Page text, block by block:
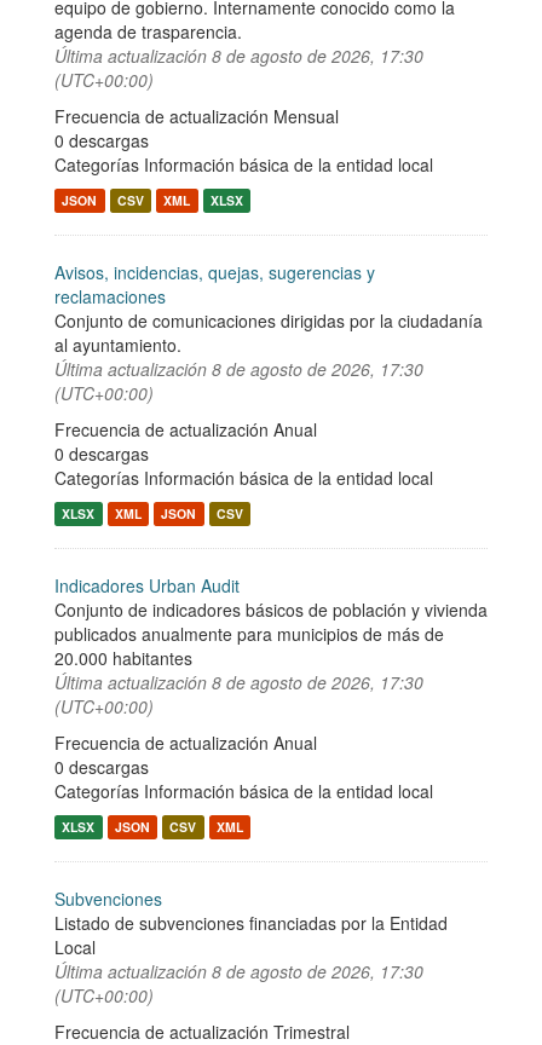
equipo de gobierno. Internamente conocido como la
agenda de trasparencia.
Última actualización 8 de agosto de 2026, 17:30
(UTC+00:00)
Frecuencia de actualización Mensual
0 descargas
Categorías Información básica de la entidad local
JSON CSV XML XLSX
Avisos, incidencias, quejas, sugerencias y
reclamaciones
Conjunto de comunicaciones dirigidas por la ciudadanía
al ayuntamiento.
Última actualización 8 de agosto de 2026, 17:30
(UTC+00:00)
Frecuencia de actualización Anual
0 descargas
Categorías Información básica de la entidad local
XLSX XML JSON CSV
Indicadores Urban Audit
Conjunto de indicadores básicos de población y vivienda
publicados anualmente para municipios de más de
20.000 habitantes
Última actualización 8 de agosto de 2026, 17:30
(UTC+00:00)
Frecuencia de actualización Anual
0 descargas
Categorías Información básica de la entidad local
XLSX JSON CSV XML
Subvenciones
Listado de subvenciones financiadas por la Entidad
Local
Última actualización 8 de agosto de 2026, 17:30
(UTC+00:00)
Frecuencia de actualización Trimestral